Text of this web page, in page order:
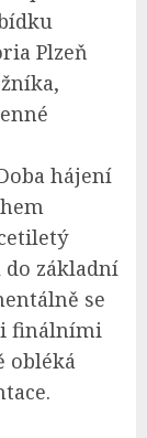
Plzeň
hájení
základní
se
finálními
obléká